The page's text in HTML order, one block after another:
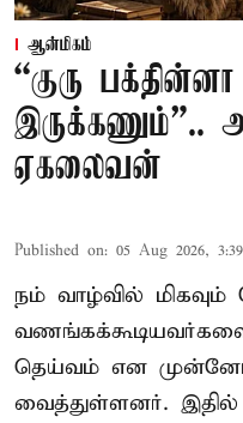
ஆன்மிகம்
“குரு
இருக்கணும்”..
ஏகலைவன்
Published on: 05 Aug 2026,
நம் வாழ்வில் மிகவும்
வணங்கக்கூடியவர்களை
தெய்வம் என
வைத்துள்ளனர். இதில்